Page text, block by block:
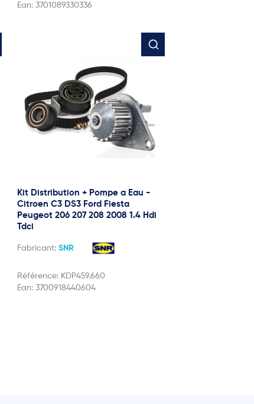
Ean: 3701089330336
Kit Distribution + Pompe a Eau -
Citroen C3 DS3 Ford Fiesta
Peugeot 206 207 208 2008 1.4 Hdi
Tdci
Fabricant: SNR
Référence: KDP459.660
Ean: 3700918440604